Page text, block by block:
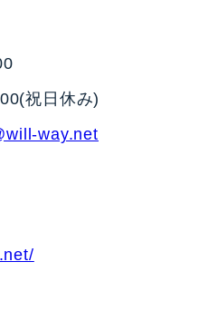
祝日休み)
way.net